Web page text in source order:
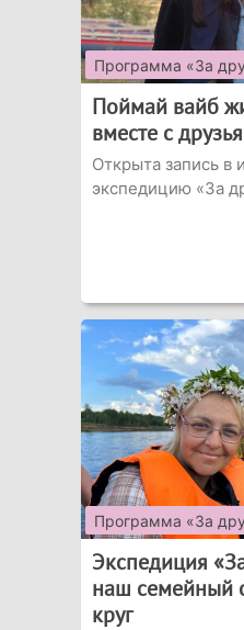
Программа «За
Поймай вайб
вместе с
Открыта запись в
экспедицию «За
Программа «За
Экспедиция
наш семейный
круг